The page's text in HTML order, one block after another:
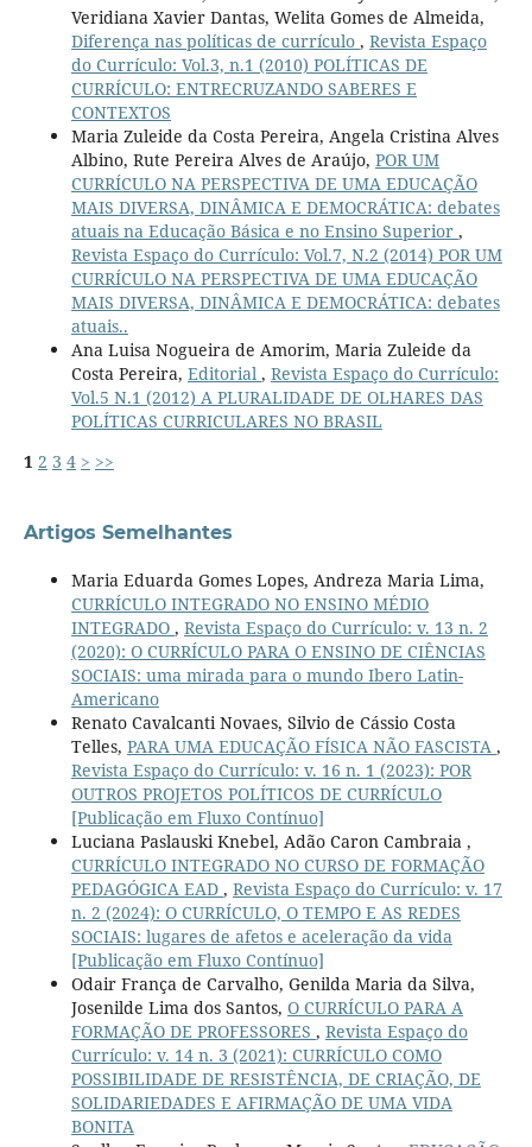
Veridiana Xavier Dantas, Welita Gomes de Almeida,
Diferença nas políticas de currículo , Revista Espaço
do Currículo: Vol.3, n.1 (2010) POLÍTICAS DE
CURRÍCULO: ENTRECRUZANDO SABERES E
CONTEXTOS
Maria Zuleide da Costa Pereira, Angela Cristina Alves
Albino, Rute Pereira Alves de Araújo, POR UM
CURRÍCULO NA PERSPECTIVA DE UMA EDUCAÇÃO
MAIS DIVERSA, DINÂMICA E DEMOCRÁTICA: debates
atuais na Educação Básica e no Ensino Superior ,
Revista Espaço do Currículo: Vol.7, N.2 (2014) POR UM
CURRÍCULO NA PERSPECTIVA DE UMA EDUCAÇÃO
MAIS DIVERSA, DINÂMICA E DEMOCRÁTICA: debates
atuais..
Ana Luisa Nogueira de Amorim, Maria Zuleide da
Costa Pereira, Editorial , Revista Espaço do Currículo:
Vol.5 N.1 (2012) A PLURALIDADE DE OLHARES DAS
POLÍTICAS CURRICULARES NO BRASIL
1 2 3 4 > >>
Artigos Semelhantes
Maria Eduarda Gomes Lopes, Andreza Maria Lima,
CURRÍCULO INTEGRADO NO ENSINO MÉDIO
INTEGRADO , Revista Espaço do Currículo: v. 13 n. 2
(2020): O CURRÍCULO PARA O ENSINO DE CIÊNCIAS
SOCIAIS: uma mirada para o mundo Ibero Latin-
Americano
Renato Cavalcanti Novaes, Silvio de Cássio Costa
Telles, PARA UMA EDUCAÇÃO FÍSICA NÃO FASCISTA ,
Revista Espaço do Currículo: v. 16 n. 1 (2023): POR
OUTROS PROJETOS POLÍTICOS DE CURRÍCULO
[Publicação em Fluxo Contínuo]
Luciana Paslauski Knebel, Adão Caron Cambraia ,
CURRÍCULO INTEGRADO NO CURSO DE FORMAÇÃO
PEDAGÓGICA EAD , Revista Espaço do Currículo: v. 17
n. 2 (2024): O CURRÍCULO, O TEMPO E AS REDES
SOCIAIS: lugares de afetos e aceleração da vida
[Publicação em Fluxo Contínuo]
Odair França de Carvalho, Genilda Maria da Silva,
Josenilde Lima dos Santos, O CURRÍCULO PARA A
FORMAÇÃO DE PROFESSORES , Revista Espaço do
Currículo: v. 14 n. 3 (2021): CURRÍCULO COMO
POSSIBILIDADE DE RESISTÊNCIA, DE CRIAÇÃO, DE
SOLIDARIEDADES E AFIRMAÇÃO DE UMA VIDA
BONITA